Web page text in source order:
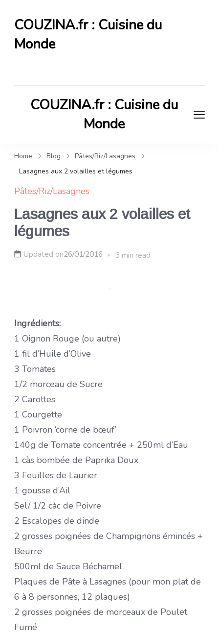
COUZINA.fr : Cuisine du
Monde
COUZINA.fr : Cuisine du
Monde
Home Blog
Pâtes/Riz/Lasagnes
Lasagnes aux 2 volailles et légumes
Pâtes/Riz/Lasagnes
Lasagnes aux 2 volailles et
légumes
Updated on26/01/2016 3 min read
Ingrédients:
1 Oignon Rouge (ou autre)
1 fil d’Huile d’Olive
3 Tomates
1/2 morceau de Sucre
2 Carottes
1 Courgette
1 Poivron ‘corne de bœuf’
140g de Tomate concentrée + 250ml d’Eau
1 càs bombée de Paprika Doux
3 Feuilles de Laurier
1 gousse d’Ail
Sel/ 1/2 càc de Poivre
2 Escalopes de dinde
2 grosses poignées de Champignons émincés +
Beurre
500ml de Sauce Béchamel
Plaques de Pâte à Lasagnes (pour mon plat de
6 à 8 personnes, 12 plaques)
2 grosses poignées de morceaux de Poulet
Fumé